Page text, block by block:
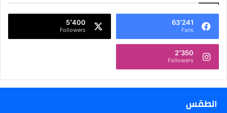
ي
63٬241
Fans
5٬400
Followers
2٬350
Followers
الطقس